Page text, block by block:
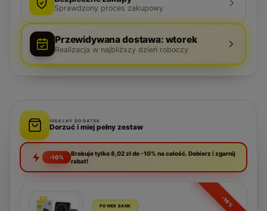
Sprawdzony proces zakupowy
Przewidywana dostawa: wtorek
Realizacja w najbliższy dzień roboczy
IDEALNY DODATEK
Dorzuć i miej pełny zestaw
-10%
Brakuje tylko 8,02 zł do -10% na całość. Dobierz i zgarnij
rabat!
-10%
POWER BANK